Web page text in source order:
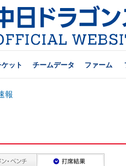
ット チームデータ ファーム
報